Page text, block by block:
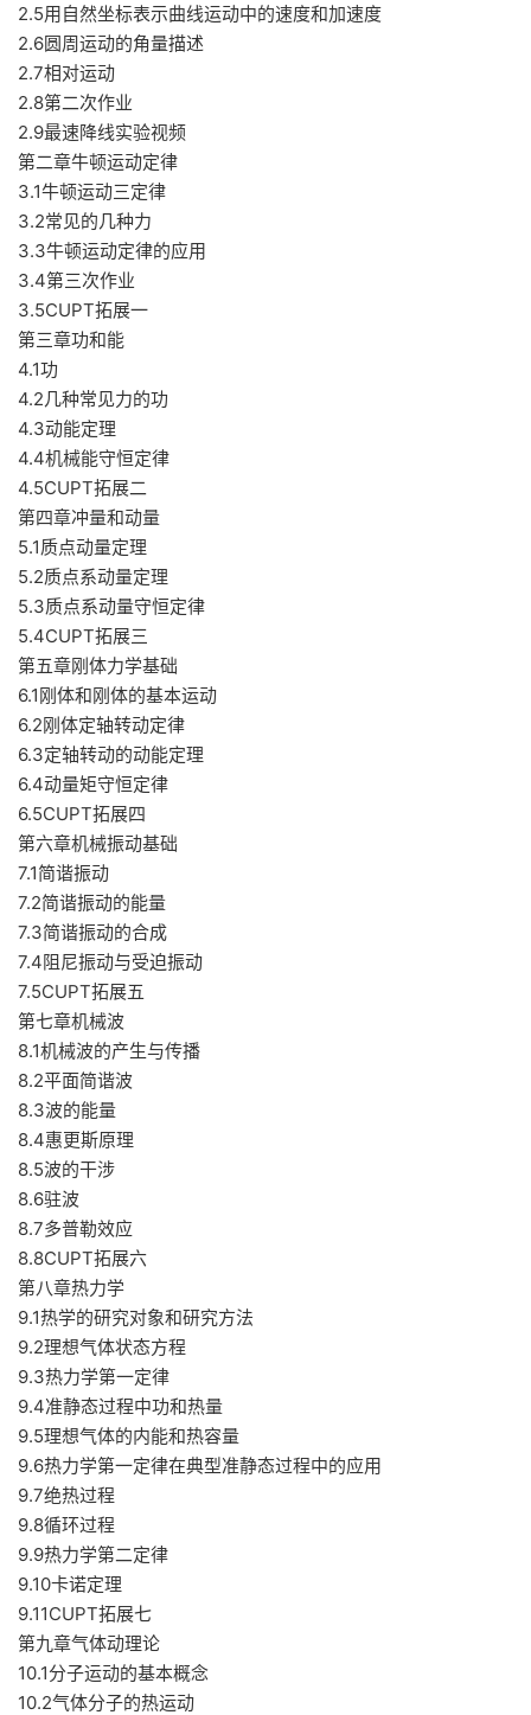
2.5用自然坐标表示曲线运动中的速度和加速度
2.6圆周运动的角量描述
2.7相对运动
2.8第二次作业
2.9最速降线实验视频
第二章牛顿运动定律
3.1牛顿运动三定律
3.2常见的几种力
3.3牛顿运动定律的应用
3.4第三次作业
3.5CUPT拓展一
第三章功和能
4.1功
4.2几种常见力的功
4.3动能定理
4.4机械能守恒定律
4.5CUPT拓展二
第四章冲量和动量
5.1质点动量定理
5.2质点系动量定理
5.3质点系动量守恒定律
5.4CUPT拓展三
第五章刚体力学基础
6.1刚体和刚体的基本运动
6.2刚体定轴转动定律
6.3定轴转动的动能定理
6.4动量矩守恒定律
6.5CUPT拓展四
第六章机械振动基础
7.1简谐振动
7.2简谐振动的能量
7.3简谐振动的合成
7.4阻尼振动与受迫振动
7.5CUPT拓展五
第七章机械波
8.1机械波的产生与传播
8.2平面简谐波
8.3波的能量
8.4惠更斯原理
8.5波的干涉
8.6驻波
8.7多普勒效应
8.8CUPT拓展六
第八章热力学
9.1热学的研究对象和研究方法
9.2理想气体状态方程
9.3热力学第一定律
9.4准静态过程中功和热量
9.5理想气体的内能和热容量
9.6热力学第一定律在典型准静态过程中的应用
9.7绝热过程
9.8循环过程
9.9热力学第二定律
9.10卡诺定理
9.11CUPT拓展七
第九章气体动理论
10.1分子运动的基本概念
10.2气体分子的热运动